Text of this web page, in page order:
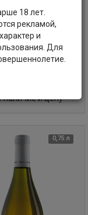
d’Abruzzo,
Монтепульчано
Терамане
| Абруццо
наличие и цену
0,75 л
18 лет.
рекламой,
и
Для